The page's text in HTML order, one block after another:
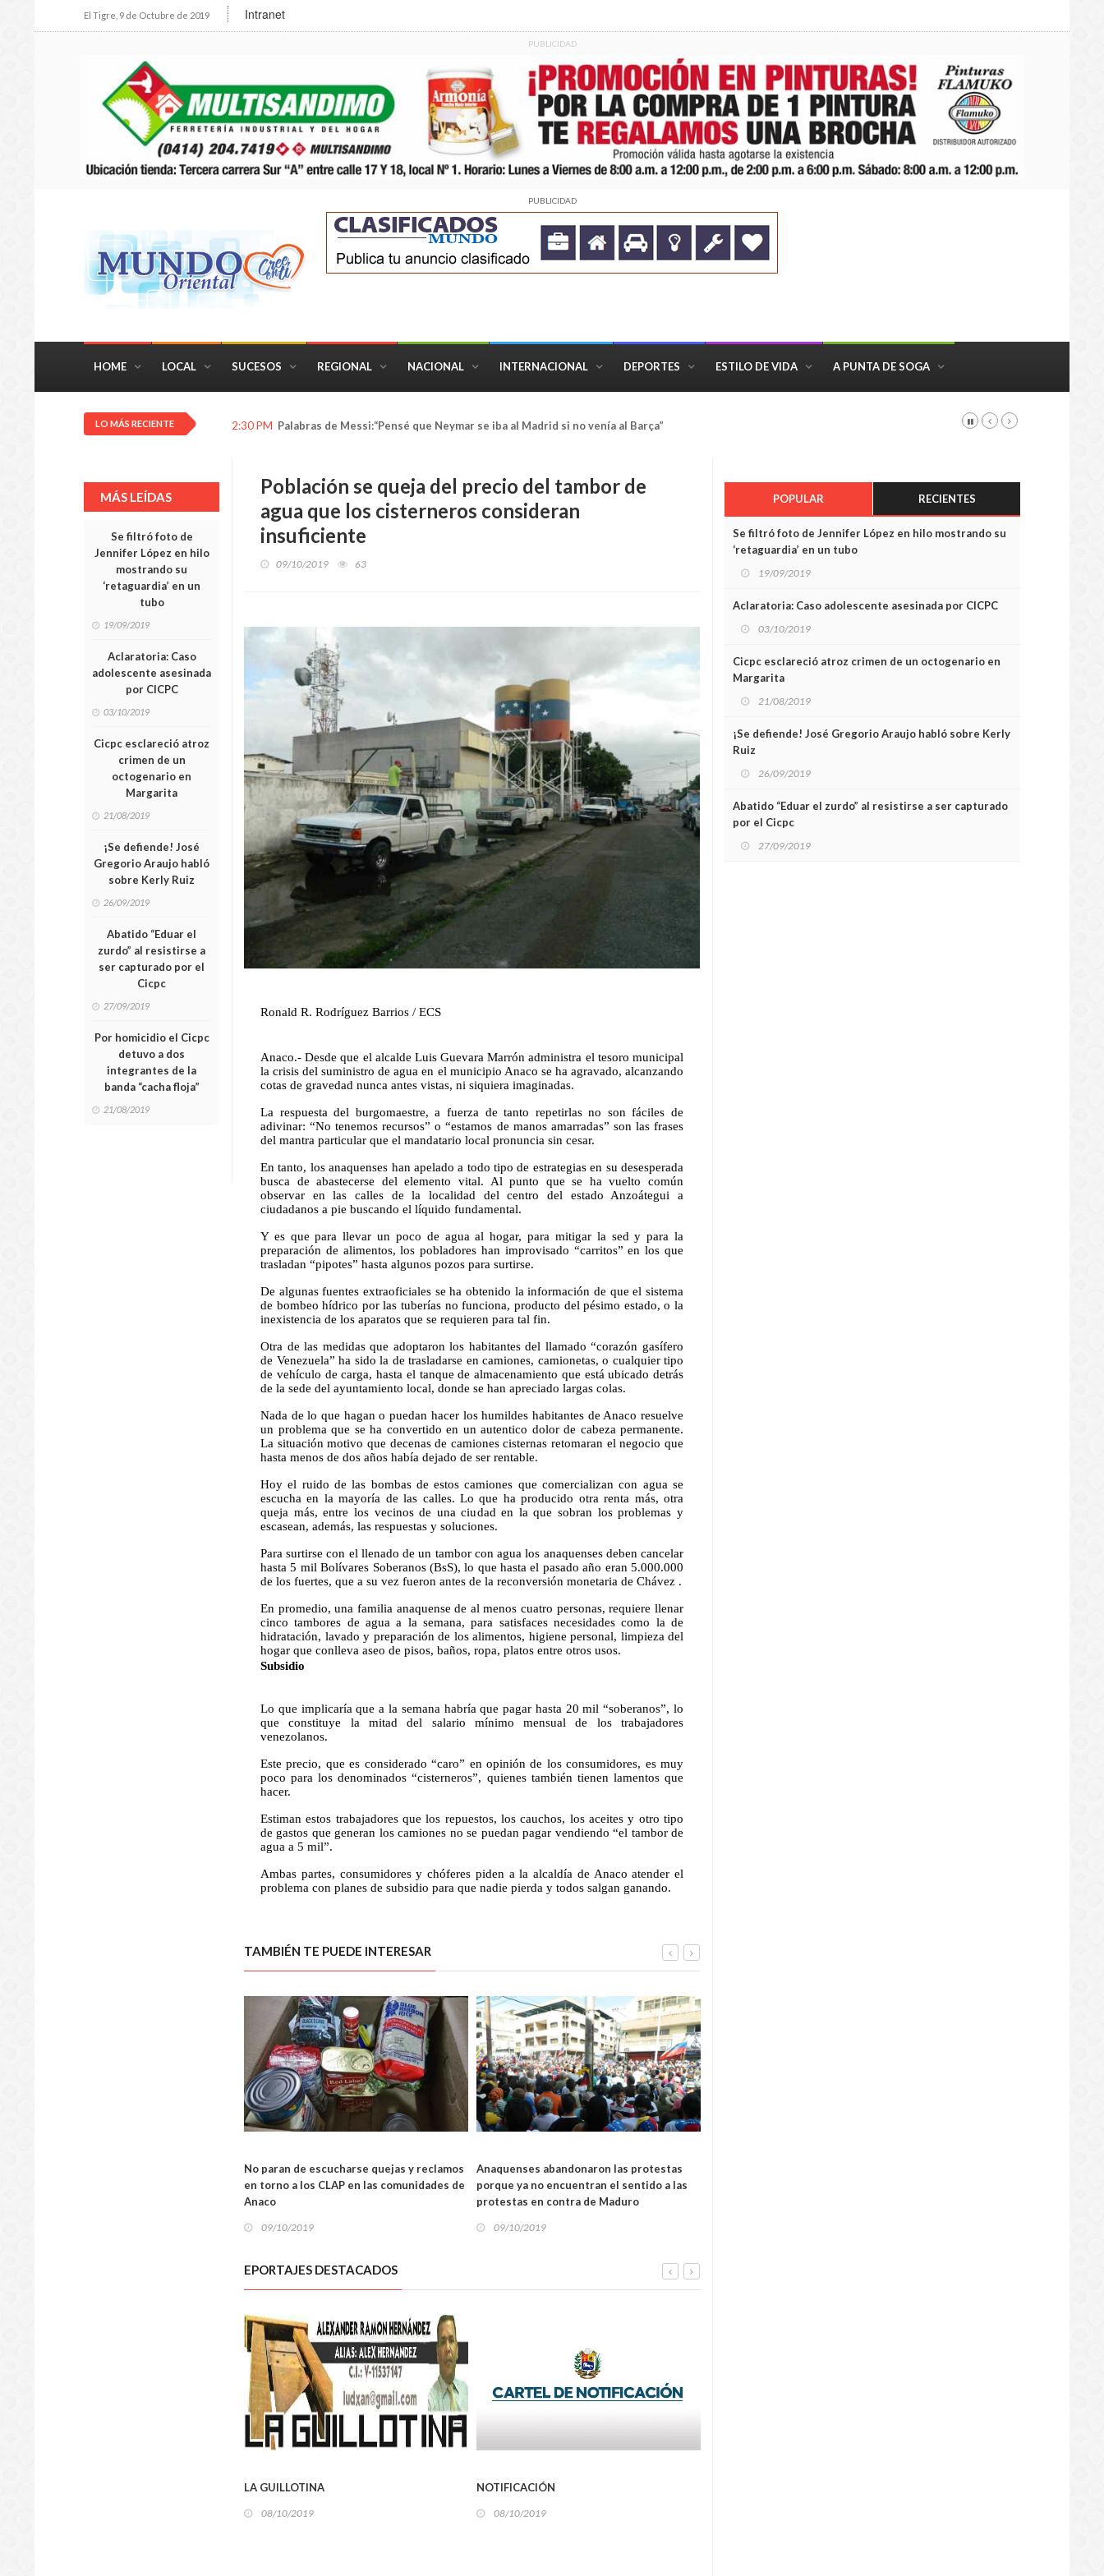
El Tigre, 9 de Octubre de 2019 Intranet
PUBLICIDAD
PUBLICIDAD
HOME LOCAL SUCESOS REGIONAL NACIONAL INTERNACIONAL DEPORTES ESTILO DE VIDA A PUNTA DE SOGA
LO MÁS RECIENTE 2:29 PM A Fiscalía hombre que agredió a su expareja con una navaja en El Tigrito
MÁS LEÍDAS
Se filtró foto de
Jennifer López en hilo
mostrando su
‘retaguardia’ en un
tubo
19/09/2019
Aclaratoria: Caso
adolescente asesinada
por CICPC
03/10/2019
Cicpc esclareció atroz
crimen de un
octogenario en
Margarita
21/08/2019
¡Se defiende! José
Gregorio Araujo habló
sobre Kerly Ruiz
26/09/2019
Abatido “Eduar el
zurdo” al resistirse a
ser capturado por el
Cicpc
27/09/2019
Por homicidio el Cicpc
detuvo a dos
integrantes de la
banda “cacha floja”
21/08/2019
Población se queja del precio del tambor de
agua que los cisterneros consideran
insuficiente
09/10/2019 63
Ronald R. Rodríguez Barrios / ECS
Anaco.- Desde que el alcalde Luis Guevara Marrón administra el tesoro municipal
la crisis del suministro de agua en el municipio Anaco se ha agravado, alcanzando
cotas de gravedad nunca antes vistas, ni siquiera imaginadas.
La respuesta del burgomaestre, a fuerza de tanto repetirlas no son fáciles de
adivinar: “No tenemos recursos” o “estamos de manos amarradas” son las frases
del mantra particular que el mandatario local pronuncia sin cesar.
En tanto, los anaquenses han apelado a todo tipo de estrategias en su desesperada
busca de abastecerse del elemento vital. Al punto que se ha vuelto común
observar en las calles de la localidad del centro del estado Anzoátegui a
ciudadanos a pie buscando el líquido fundamental.
Y es que para llevar un poco de agua al hogar, para mitigar la sed y para la
preparación de alimentos, los pobladores han improvisado “carritos” en los que
trasladan “pipotes” hasta algunos pozos para surtirse.
De algunas fuentes extraoficiales se ha obtenido la información de que el sistema
de bombeo hídrico por las tuberías no funciona, producto del pésimo estado, o la
inexistencia de los aparatos que se requieren para tal fin.
Otra de las medidas que adoptaron los habitantes del llamado “corazón gasífero
de Venezuela” ha sido la de trasladarse en camiones, camionetas, o cualquier tipo
de vehículo de carga, hasta el tanque de almacenamiento que está ubicado detrás
de la sede del ayuntamiento local, donde se han apreciado largas colas.
Nada de lo que hagan o puedan hacer los humildes habitantes de Anaco resuelve
un problema que se ha convertido en un autentico dolor de cabeza permanente.
La situación motivo que decenas de camiones cisternas retomaran el negocio que
hasta menos de dos años había dejado de ser rentable.
Hoy el ruido de las bombas de estos camiones que comercializan con agua se
escucha en la mayoría de las calles. Lo que ha producido otra renta más, otra
queja más, entre los vecinos de una ciudad en la que sobran los problemas y
escasean, además, las respuestas y soluciones.
Para surtirse con el llenado de un tambor con agua los anaquenses deben cancelar
hasta 5 mil Bolívares Soberanos (BsS), lo que hasta el pasado año eran 5.000.000
de los fuertes, que a su vez fueron antes de la reconversión monetaria de Chávez .
En promedio, una familia anaquense de al menos cuatro personas, requiere llenar
cinco tambores de agua a la semana, para satisfaces necesidades como la de
hidratación, lavado y preparación de los alimentos, higiene personal, limpieza del
hogar que conlleva aseo de pisos, baños, ropa, platos entre otros usos.
Subsidio
Lo que implicaría que a la semana habría que pagar hasta 20 mil “soberanos”, lo
que constituye la mitad del salario mínimo mensual de los trabajadores
venezolanos.
Este precio, que es considerado “caro” en opinión de los consumidores, es muy
poco para los denominados “cisterneros”, quienes también tienen lamentos que
hacer.
Estiman estos trabajadores que los repuestos, los cauchos, los aceites y otro tipo
de gastos que generan los camiones no se puedan pagar vendiendo “el tambor de
agua a 5 mil”.
Ambas partes, consumidores y chóferes piden a la alcaldía de Anaco atender el
problema con planes de subsidio para que nadie pierda y todos salgan ganando.
TAMBIÉN TE PUEDE INTERESAR
No paran de escucharse quejas y reclamos
en torno a los CLAP en las comunidades de
Anaco
09/10/2019
REGIONAL
Anaquenses abandonaron las protestas
porque ya no encuentran el sentido a las
protestas en contra de Maduro
09/10/2019
EPORTAJES DESTACADOS
LA GUILLOTINA
08/10/2019
NOTIFICACIÓN
08/10/2019
POPULAR RECIENTES
Se filtró foto de Jennifer López en hilo mostrando su
‘retaguardia’ en un tubo
19/09/2019
Aclaratoria: Caso adolescente asesinada por CICPC
03/10/2019
Cicpc esclareció atroz crimen de un octogenario en
Margarita
21/08/2019
¡Se defiende! José Gregorio Araujo habló sobre Kerly
Ruiz
26/09/2019
Abatido “Eduar el zurdo” al resistirse a ser capturado
por el Cicpc
27/09/2019